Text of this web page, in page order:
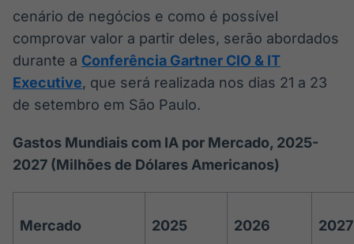
cenário de negócios e como é possível
comprovar valor a partir deles, serão abordados
durante a Conferência Gartner CIO & IT
Executive, que será realizada nos dias 21 a 23
de setembro em São Paulo.
Gastos Mundiais com IA por Mercado, 2025-
2027 (Milhões de Dólares Americanos)
Mercado 2025 2026 2027